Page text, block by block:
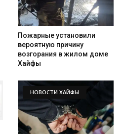
Пожарные установили
вероятную причину
возгорания в жилом доме
Хайфы
НОВОСТИ ХАЙФЫ